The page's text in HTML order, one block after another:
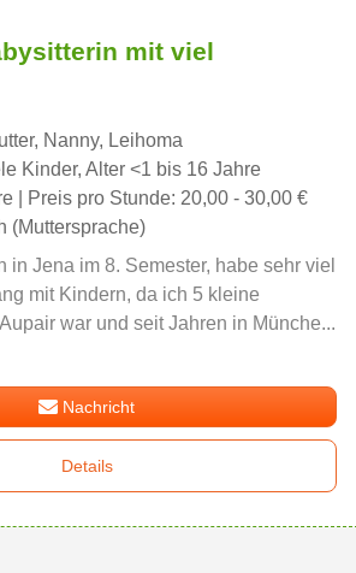
mit viel
Nanny, Leihoma
Kinder, Alter <1 bis 16 Jahre
| Preis pro Stunde: 20,00 - 30,00 €
(Muttersprache)
in Jena im 8. Semester, habe sehr viel
mit Kindern, da ich 5 kleine
war und seit Jahren in Münche...
Nachricht
Details